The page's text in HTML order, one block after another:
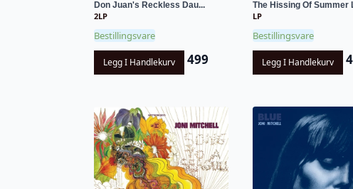
Don Juan's Reckless Dau...
2LP
Bestillingsvare
Legg I Handlekurv 499
The Hissing Of Summer
LP
Bestillingsvare
Legg I Handlekurv